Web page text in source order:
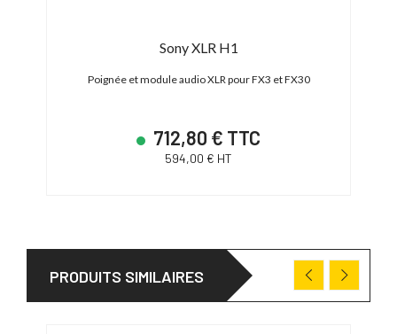
Sony XLR H1
Poignée et module audio XLR pour FX3 et FX30
712,80 € TTC
594,00 € HT
PRODUITS SIMILAIRES